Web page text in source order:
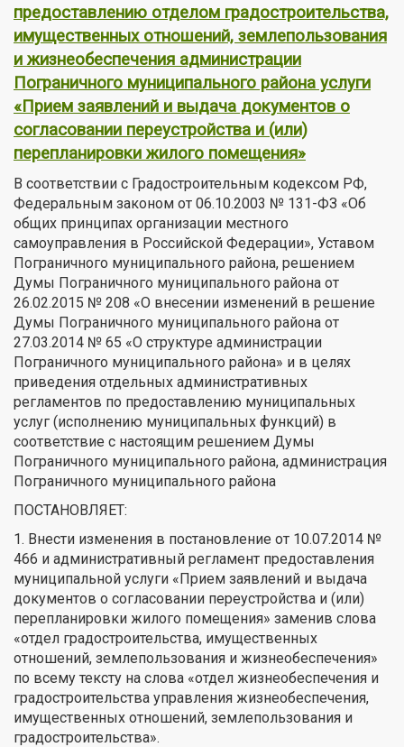
предоставлению отделом градостроительства,
имущественных отношений, землепользования
и жизнеобеспечения администрации
Пограничного муниципального района услуги
«Прием заявлений и выдача документов о
согласовании переустройства и (или)
перепланировки жилого помещения»
В соответствии с Градостроительным кодексом РФ,
Федеральным законом от 06.10.2003 № 131-ФЗ «Об
общих принципах организации местного
самоуправления в Российской Федерации», Уставом
Пограничного муниципального района, решением
Думы Пограничного муниципального района от
26.02.2015 № 208 «О внесении изменений в решение
Думы Пограничного муниципального района от
27.03.2014 № 65 «О структуре администрации
Пограничного муниципального района» и в целях
приведения отдельных административных
регламентов по предоставлению муниципальных
услуг (исполнению муниципальных функций) в
соответствие с настоящим решением Думы
Пограничного муниципального района, администрация
Пограничного муниципального района
ПОСТАНОВЛЯЕТ:
1. Внести изменения в постановление от 10.07.2014 №
466 и административный регламент предоставления
муниципальной услуги «Прием заявлений и выдача
документов о согласовании переустройства и (или)
перепланировки жилого помещения» заменив слова
«отдел градостроительства, имущественных
отношений, землепользования и жизнеобеспечения»
по всему тексту на слова «отдел жизнеобеспечения и
градостроительства управления жизнеобеспечения,
имущественных отношений, землепользования и
градостроительства».